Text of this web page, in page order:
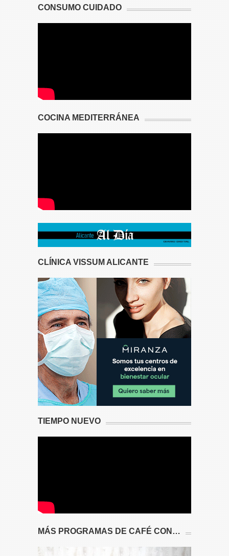
CONSUMO CUIDADO
COCINA MEDITERRÁNEA
CLÍNICA VISSUM ALICANTE
TIEMPO NUEVO
MÁS PROGRAMAS DE CAFÉ CON…